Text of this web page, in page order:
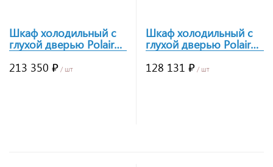
Шкаф холодильный с
глухой дверью Polair
CB107hd-G
213 350 ₽ / шт
Шкаф холодильный с
глухой дверью Polair
CM107hd-G
128 131 ₽ / шт